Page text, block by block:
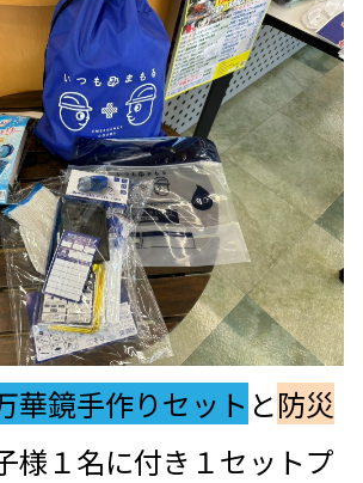
華鏡手作りセット と防災
様１名に付き１セットプ